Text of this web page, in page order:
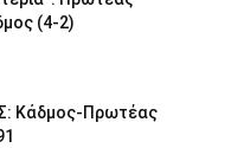
(4-2)
Κάδμος-Πρωτέας